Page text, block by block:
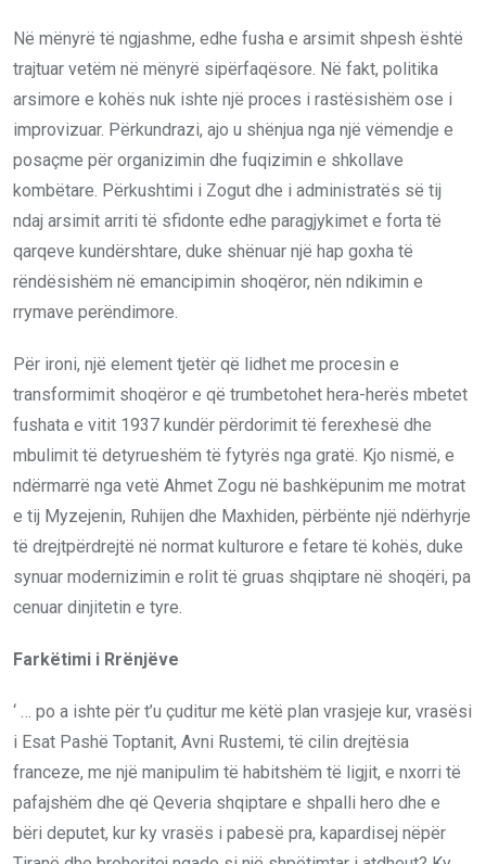
Në mënyrë të ngjashme, edhe fusha e arsimit shpesh është
trajtuar vetëm në mënyrë sipërfaqësore. Në fakt, politika
arsimore e kohës nuk ishte një proces i rastësishëm ose i
improvizuar. Përkundrazi, ajo u shënjua nga një vëmendje e
posaçme për organizimin dhe fuqizimin e shkollave
kombëtare. Përkushtimi i Zogut dhe i administratës së tij
ndaj arsimit arriti të sfidonte edhe paragjykimet e forta të
qarqeve kundërshtare, duke shënuar një hap goxha të
rëndësishëm në emancipimin shoqëror, nën ndikimin e
rrymave perëndimore.
Për ironi, një element tjetër që lidhet me procesin e
transformimit shoqëror e që trumbetohet hera-herës mbetet
fushata e vitit 1937 kundër përdorimit të ferexhesë dhe
mbulimit të detyrueshëm të fytyrës nga gratë. Kjo nismë, e
ndërmarrë nga vetë Ahmet Zogu në bashkëpunim me motrat
e tij Myzejenin, Ruhijen dhe Maxhiden, përbënte një ndërhyrje
të drejtpërdrejtë në normat kulturore e fetare të kohës, duke
synuar modernizimin e rolit të gruas shqiptare në shoqëri, pa
cenuar dinjitetin e tyre.
Farkëtimi i Rrënjëve
‘ … po a ishte për t’u çuditur me këtë plan vrasjeje kur, vrasësi
i Esat Pashë Toptanit, Avni Rustemi, të cilin drejtësia
franceze, me një manipulim të habitshëm të ligjit, e nxorri të
pafajshëm dhe që Qeveria shqiptare e shpalli hero dhe e
bëri deputet, kur ky vrasës i pabesë pra, kapardisej nëpër